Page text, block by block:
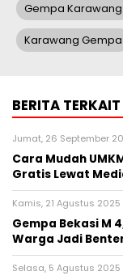
Gempa Karawang
Karawang Gempa
BERITA TERKAIT
Jumat, 26 September
Cara Mudah
Gratis Lewat
Kamis, 21 Agustus 2025
Gempa Bekasi M
Warga Jadi
Selasa, 5 Agustus 2025